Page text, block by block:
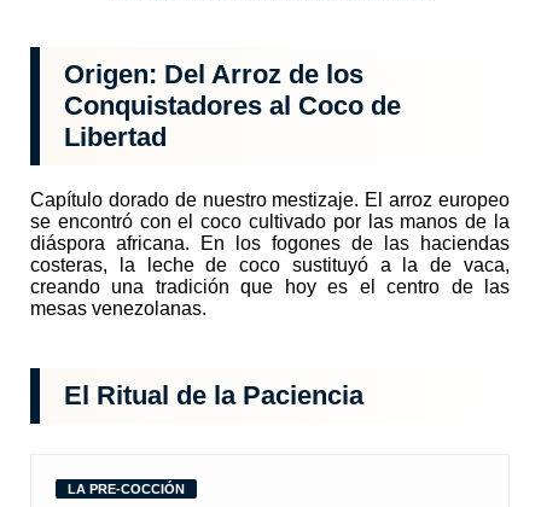
Origen: Del Arroz de los
Conquistadores al Coco de
Libertad
Capítulo dorado de nuestro mestizaje. El arroz europeo
se encontró con el coco cultivado por las manos de la
diáspora africana. En los fogones de las haciendas
costeras, la leche de coco sustituyó a la de vaca,
creando una tradición que hoy es el centro de las
mesas venezolanas.
El Ritual de la Paciencia
LA PRE-COCCIÓN